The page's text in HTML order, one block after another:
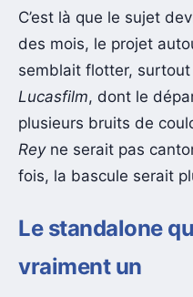
C’est là que le sujet
des mois, le projet
semblait flotter,
Lucasfilm, dont le
plusieurs bruits de
Reyne serait pas
fois, la bascule serait
Le standalone
vraiment un